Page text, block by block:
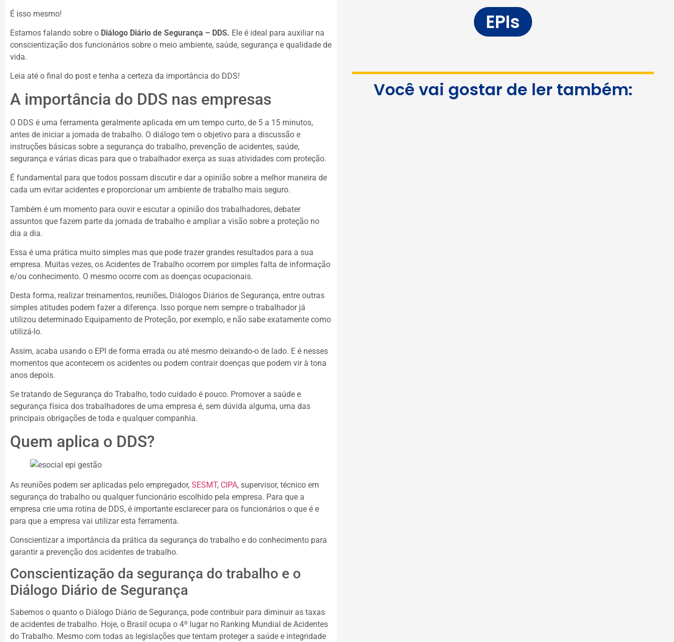
É isso mesmo!
Estamos falando sobre o Diálogo Diário de Segurança – DDS. Ele é ideal para auxiliar na
conscientização dos funcionários sobre o meio ambiente, saúde, segurança e qualidade de
vida.
Leia até o final do post e tenha a certeza da importância do DDS!
A importância do DDS nas empresas
O DDS é uma ferramenta geralmente aplicada em um tempo curto, de 5 a 15 minutos,
antes de iniciar a jornada de trabalho. O diálogo tem o objetivo para a discussão e
instruções básicas sobre a segurança do trabalho, prevenção de acidentes, saúde,
segurança e várias dicas para que o trabalhador exerça as suas atividades com proteção.
É fundamental para que todos possam discutir e dar a opinião sobre a melhor maneira de
cada um evitar acidentes e proporcionar um ambiente de trabalho mais seguro.
Também é um momento para ouvir e escutar a opinião dos trabalhadores, debater
assuntos que fazem parte da jornada de trabalho e ampliar a visão sobre a proteção no
dia a dia.
Essa é uma prática muito simples mas que pode trazer grandes resultados para a sua
empresa. Muitas vezes, os Acidentes de Trabalho ocorrem por simples falta de informação
e/ou conhecimento. O mesmo ocorre com as doenças ocupacionais.
Desta forma, realizar treinamentos, reuniões, Diálogos Diários de Segurança, entre outras
simples atitudes podem fazer a diferença. Isso porque nem sempre o trabalhador já
utilizou determinado Equipamento de Proteção, por exemplo, e não sabe exatamente como
utilizá-lo.
Assim, acaba usando o EPI de forma errada ou até mesmo deixando-o de lado. E é nesses
momentos que acontecem os acidentes ou podem contrair doenças que podem vir à tona
anos depois.
Se tratando de Segurança do Trabalho, todo cuidado é pouco. Promover a saúde e
segurança física dos trabalhadores de uma empresa é, sem dúvida alguma, uma das
principais obrigações de toda e qualquer companhia.
Quem aplica o DDS?
As reuniões podem ser aplicadas pelo empregador, SESMT, CIPA, supervisor, técnico em
segurança do trabalho ou qualquer funcionário escolhido pela empresa. Para que a
empresa crie uma rotina de DDS, é importante esclarecer para os funcionários o que é e
para que a empresa vai utilizar esta ferramenta.
Conscientizar a importância da prática da segurança do trabalho e do conhecimento para
garantir a prevenção dos acidentes de trabalho.
Conscientização da segurança do trabalho e o
Diálogo Diário de Segurança
Sabemos o quanto o Diálogo Diário de Segurança, pode contribuir para diminuir as taxas
de acidentes de trabalho. Hoje, o Brasil ocupa o 4º lugar no Ranking Mundial de Acidentes
do Trabalho. Mesmo com todas as legislações que tentam proteger a saúde e integridade
EPIs
Você vai gostar de ler também: